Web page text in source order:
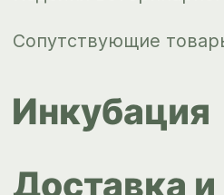
+7 343 264
51 17
Политика конфиденциальности
Согласие на обработку
персональных данных